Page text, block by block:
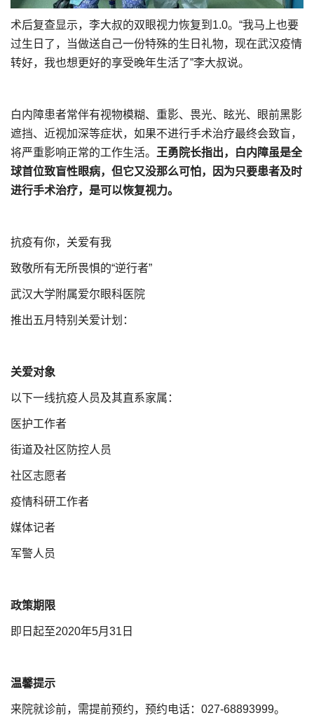
术后复查显示，李大叔的双眼视力恢复到1.0。“我马上也要
过生日了，当做送自己一份特殊的生日礼物，现在武汉疫情
转好，我也想更好的享受晚年生活了”李大叔说。
白内障患者常伴有视物模糊、重影、畏光、眩光、眼前黑影
遮挡、近视加深等症状，如果不进行手术治疗最终会致盲，
将严重影响正常的工作生活。
王勇院长指出，白内障虽是全
球首位致盲性眼病，但它又没那么可怕，因为只要患者及时
进行手术治疗，是可以恢复视力。
抗疫有你，关爱有我
致敬所有无所畏惧的“逆行者”
武汉大学附属爱尔眼科医院
推出五月特别关爱计划：
关爱对象
以下一线抗疫人员及其直系家属：
医护工作者
街道及社区防控人员
社区志愿者
疫情科研工作者
媒体记者
军警人员
政策期限
即日起至2020年5月31日
温馨提示
来院就诊前，需提前预约，预约电话：027-68893999。